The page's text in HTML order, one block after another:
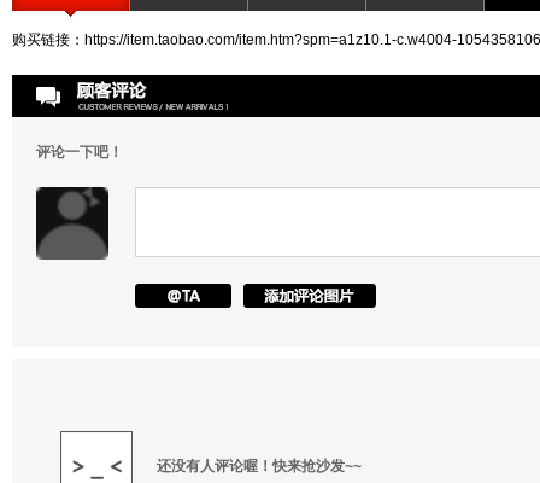
购买链接：https://item.taobao.com/item.htm?spm=a1z10.1-c.w4004-
评论一下吧！
还没有人评论喔！快来抢沙发~~